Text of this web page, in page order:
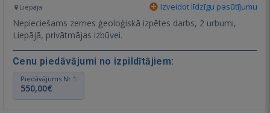
Liepāja Izveidot līdzīgu pasūtījumu
Nepieciešams zemes ģeoloģiskā izpētes darbs, 2 urbumi,
Liepājā, privātmājas izbūvei.
Cenu piedāvājumi no izpildītājiem:
Piedāvājums Nr.1
550,00€